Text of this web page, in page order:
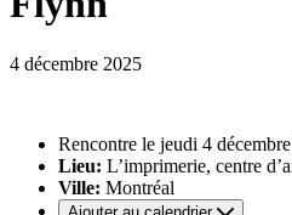
4 décembre 2025
Rencontre le jeudi 4
Lieu: L’imprimerie, centre
Ville: Montréal